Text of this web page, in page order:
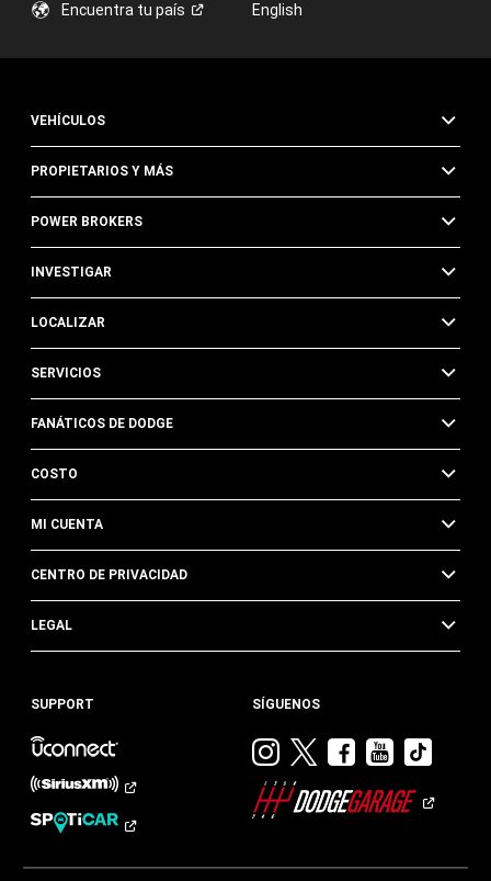
Encuentra tu país English
VEHÍCULOS
PROPIETARIOS Y MÁS
POWER BROKERS
INVESTIGAR
LOCALIZAR
SERVICIOS
FANÁTICOS DE DODGE
COSTO
MI CUENTA
CENTRO DE PRIVACIDAD
LEGAL
SUPPORT SÍGUENOS
Visitar
Dodge
en
Visitar
en
Visitar
en
Visitar
en en